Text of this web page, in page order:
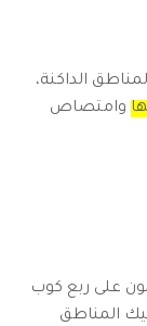
الداكنة،
وامتصاص
على ربع كوب
المناطق